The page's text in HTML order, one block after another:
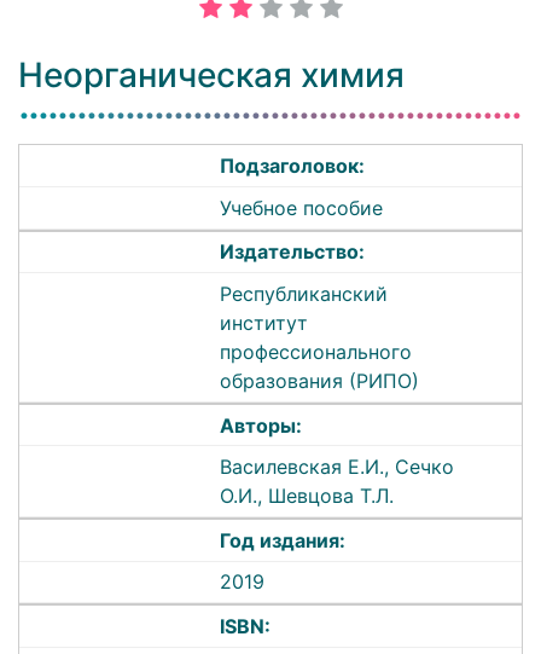
Неорганическая химия
Подзаголовок:
Учебное пособие
Издательство:
Республиканский
институт
профессионального
образования (РИПО)
Авторы:
Василевская Е.И., Сечко
О.И., Шевцова Т.Л.
Год издания:
2019
ISBN: